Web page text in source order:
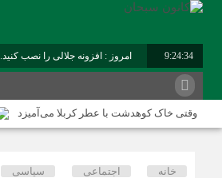
9:24:35 امروز : افزونه جلالی را نصب کنید.
وقتی خاک کوهدشت با عطر کربلا می‌آمیزد
هلاکت چهار شرور مسلح وکشف ۷۰۰ کیلوگرم مواد مخدر
خانه اجتماعی سیاسی